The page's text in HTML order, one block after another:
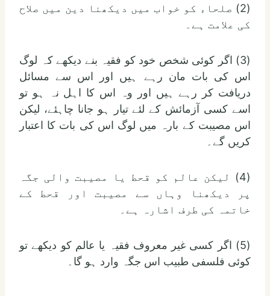
(2) صلحاء کو خواب میں دیکھنا دین میں صلاح
کی علامت ہے۔
(3) اگر کوئی شخص خود کو فقیہ بنے دیکھے کہ لوگ
اس کی بات مان رہے ہیں اور اس سے مسائل
دریافت کر رہے ہیں اور وہ اس کا اہل نہ ہو تو
اسے کسی آزمائش کے لئے تیار ہو جانا چاہئے، لیکن
اس مصیبت کے بارہ میں لوگ اس کی بات کا اعتبار
کریں گے۔
(4) لیکن عالم کو قحط یا مصیبت والی جگہ
پر دیکھنا وہاں سے مصیبت اور قحط کے
خاتمہ کی طرف اشارہ ہے۔
(5) اگر کسی غیر معروف فقیہ یا عالم کو دیکھے تو
کوئی فلسفی طبیب اس جگہ وارد ہو گا۔